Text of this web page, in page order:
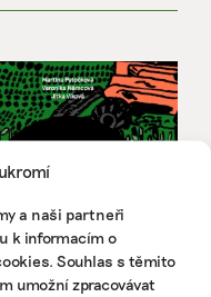
a naši partneři
k informacím o
Souhlas s těmito
umožní zpracovávat